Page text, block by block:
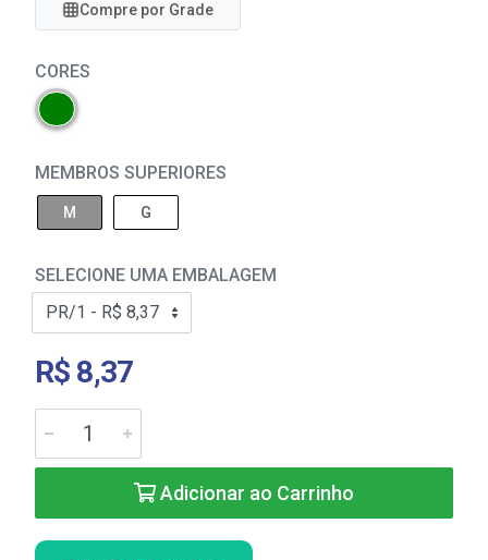
Compre por Grade
CORES
MEMBROS SUPERIORES
M G
SELECIONE UMA EMBALAGEM
R$ 8,37
Adicionar ao Carrinho